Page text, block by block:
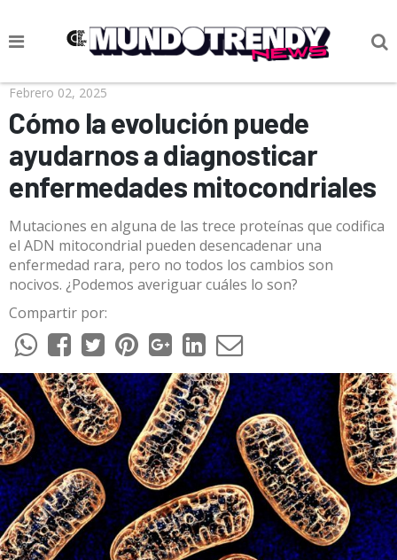
NOTICIAS
CULTURA POP
CIENCIA Y TECNOLOGÍA
VIDA
SOCIEDAD
CULTURIZANDO.COM
Febrero 02, 2025
Cómo la evolución puede
ayudarnos a diagnosticar
enfermedades mitocondriales
Mutaciones en alguna de las trece proteínas que codifica
el ADN mitocondrial pueden desencadenar una
enfermedad rara, pero no todos los cambios son
nocivos. ¿Podemos averiguar cuáles lo son?
Compartir por: